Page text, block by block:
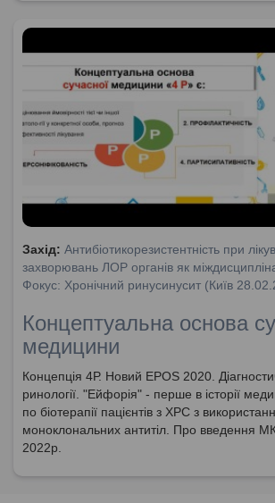
Захід: Антибіотикорезистентність при
захворювань ЛОР органів як
Фокус: Хронічний ринусинусит (Київ
Концептуальна основа
медицини
Концепція 4Р. Новий EPOS 2020.
ринології. "Ейфорія" - перше в історії
по біотерапії пацієнтів з ХРС з
моноклональних антитіл. Про введення
2022р.